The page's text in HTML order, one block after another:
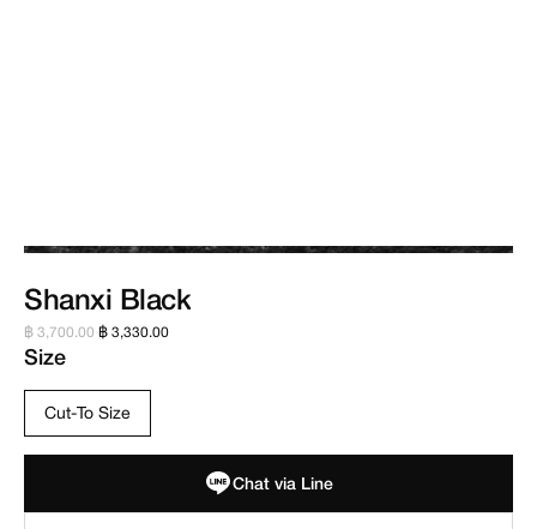
Shanxi Black
฿ 3,700.00 ฿ 3,330.00
Size
Cut-To Size
Chat via Line